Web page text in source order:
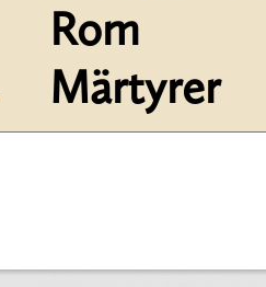
Rom
Märtyrer